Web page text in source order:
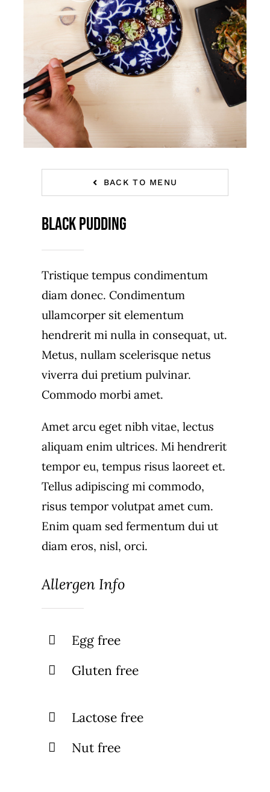
BACK TO MENU
Black Pudding
Tristique tempus condimentum
diam donec. Condimentum
ullamcorper sit elementum
hendrerit mi nulla in consequat, ut.
Metus, nullam scelerisque netus
viverra dui pretium pulvinar.
Commodo morbi amet.
Amet arcu eget nibh vitae, lectus
aliquam enim ultrices. Mi hendrerit
tempor eu, tempus risus laoreet et.
Tellus adipiscing mi commodo,
risus tempor volutpat amet cum.
Enim quam sed fermentum dui ut
diam eros, nisl, orci.
Allergen Info
Egg free
Gluten free
Lactose free
Nut free